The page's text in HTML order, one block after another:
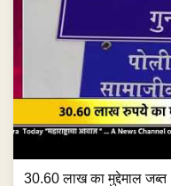
30.60 लाख का मुद्देमाल जब्त